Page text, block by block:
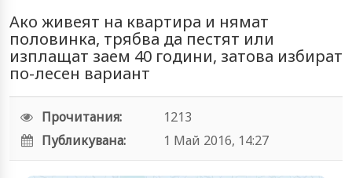
Ако живеят на квартира и нямат
половинка, трябва да пестят или
изплащат заем 40 години, затова избират
по-лесен вариант
Прочитания:
1213
Публикувана:
1 Май 2016, 14:27